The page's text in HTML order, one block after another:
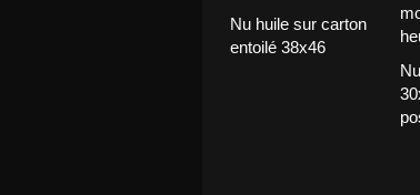
Nu huile sur carton
entoilé 38x46